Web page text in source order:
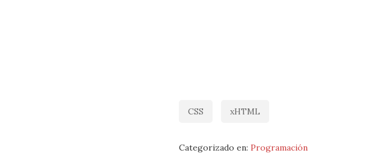
CSS xHTML
Categorizado en: Programación